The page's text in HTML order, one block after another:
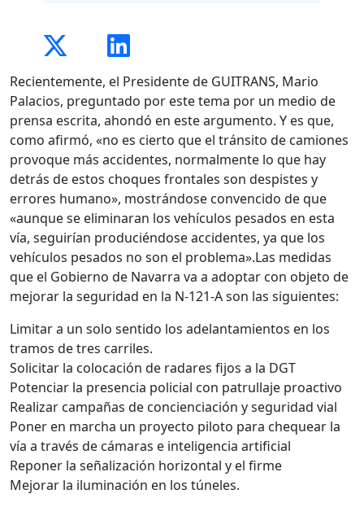
Recientemente, el Presidente de GUITRANS, Mario
Palacios, preguntado por este tema por un medio de
prensa escrita, ahondó en este argumento. Y es que,
como afirmó, «no es cierto que el tránsito de camiones
provoque más accidentes, normalmente lo que hay
detrás de estos choques frontales son despistes y
errores humano», mostrándose convencido de que
«aunque se eliminaran los vehículos pesados en esta
vía, seguirían produciéndose accidentes, ya que los
vehículos pesados no son el problema».Las medidas
que el Gobierno de Navarra va a adoptar con objeto de
mejorar la seguridad en la N-121-A son las siguientes:
Limitar a un solo sentido los adelantamientos en los
tramos de tres carriles.
Solicitar la colocación de radares fijos a la DGT
Potenciar la presencia policial con patrullaje proactivo
Realizar campañas de concienciación y seguridad vial
Poner en marcha un proyecto piloto para chequear la
vía a través de cámaras e inteligencia artificial
Reponer la señalización horizontal y el firme
Mejorar la iluminación en los túneles.